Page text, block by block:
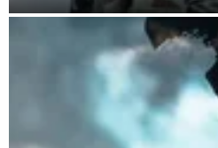
Pobierz załącznik
Otwórz załącznik